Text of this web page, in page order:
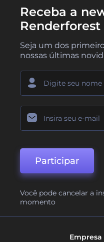
Receba a
Renderforest
Seja um dos
nossas últimas
Participar
Você pode cancelar a
momento
Empresa